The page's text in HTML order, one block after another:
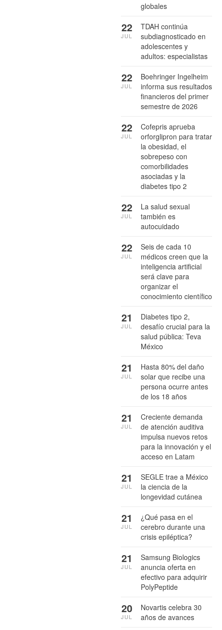
globales
TDAH continúa
subdiagnosticado en
adolescentes y
adultos: especialistas
22
JUL
Boehringer Ingelheim
informa sus resultados
financieros del primer
semestre de 2026
22
JUL
Cofepris aprueba
orforglipron para tratar
la obesidad, el
sobrepeso con
comorbilidades
asociadas y la
diabetes tipo 2
22
JUL
La salud sexual
también es
autocuidado
22
JUL
Seis de cada 10
médicos creen que la
inteligencia artificial
será clave para
organizar el
conocimiento científico
22
JUL
Diabetes tipo 2,
desafío crucial para la
salud pública: Teva
México
21
JUL
Hasta 80% del daño
solar que recibe una
persona ocurre antes
de los 18 años
21
JUL
Creciente demanda
de atención auditiva
impulsa nuevos retos
para la innovación y el
acceso en Latam
21
JUL
SEGLE trae a México
la ciencia de la
longevidad cutánea
21
JUL
¿Qué pasa en el
cerebro durante una
crisis epiléptica?
21
JUL
Samsung Biologics
anuncia oferta en
efectivo para adquirir
PolyPeptide
21
JUL
Novartis celebra 30
años de avances
20
JUL